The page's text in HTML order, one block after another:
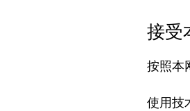
接受
按照本
使用技